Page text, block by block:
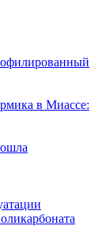
в Миассе: